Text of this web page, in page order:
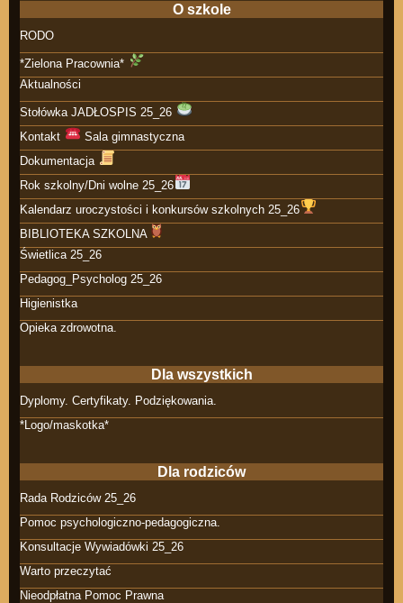
O szkole
RODO
*Zielona Pracownia*
Aktualności
Stołówka JADŁOSPIS 25_26
Kontakt
Sala gimnastyczna
Dokumentacja
Rok szkolny/Dni wolne 25_26
Kalendarz uroczystości i konkursów szkolnych 25_26
BIBLIOTEKA SZKOLNA
Świetlica 25_26
Pedagog_Psycholog 25_26
Higienistka
Opieka zdrowotna.
Dla wszystkich
Dyplomy. Certyfikaty. Podziękowania.
*Logo/maskotka*
Dla rodziców
Rada Rodziców 25_26
Pomoc psychologiczno-pedagogiczna.
Konsultacje Wywiadówki 25_26
Warto przeczytać
Nieodpłatna Pomoc Prawna